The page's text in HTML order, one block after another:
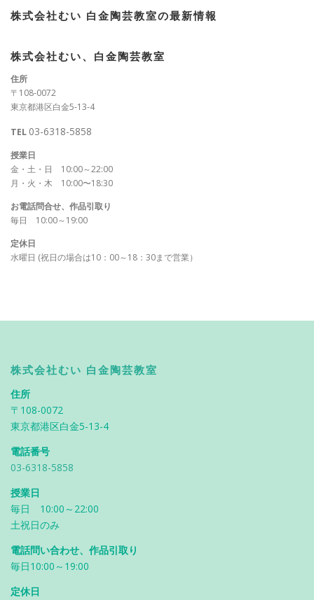
株式会社むい 白金陶芸教室の最新情報
株式会社むい、白金陶芸教室
住所
〒108-0072
東京都港区白金5-13-4
TEL 03-6318-5858
授業日
金・土・日 10:00～22:00
月・火・木 10:00〜18:30
お電話問合せ、作品引取り
毎日 10:00～19:00
定休日
水曜日 (祝日の場合は10：00～18：30まで営業）
株式会社むい 白金陶芸教室
住所
〒108-0072
東京都港区白金5-13-4
電話番号
03-6318-5858
授業日
毎日 10:00～22:00
土祝日のみ
電話問い合わせ、作品引取り
毎日10:00～19:00
定休日